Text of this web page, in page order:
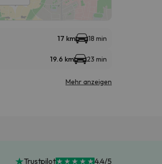
17 km 18 min
19.6 km 23 min
Mehr anzeigen
Trustpilot 4.4/5